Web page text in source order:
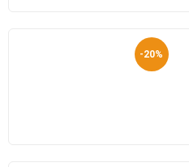
-20%